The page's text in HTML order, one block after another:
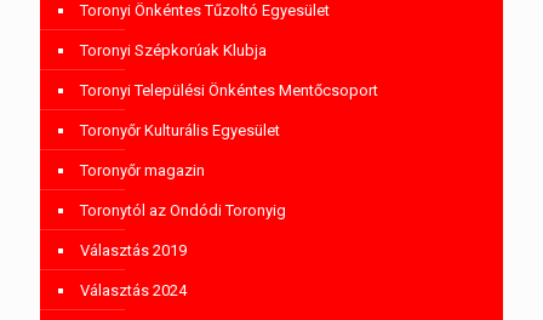
Toronyi Önkéntes Tűzoltó Egyesület
Toronyi Szépkorúak Klubja
Toronyi Települési Önkéntes Mentőcsoport
Toronyőr Kulturális Egyesület
Toronyőr magazin
Toronytól az Ondódi Toronyig
Választás 2019
Választás 2024